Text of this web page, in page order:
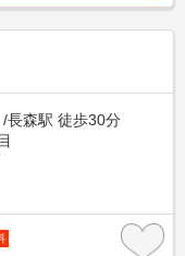
長森駅 徒歩30分